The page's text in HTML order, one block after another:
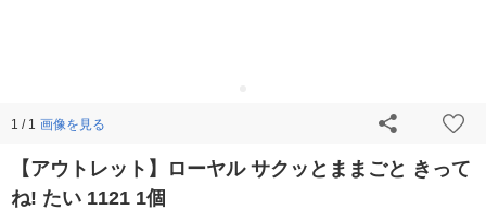
1 / 1 画像を見る
【アウトレット】ローヤル サクッとままごと きって
ね! たい 1121 1個